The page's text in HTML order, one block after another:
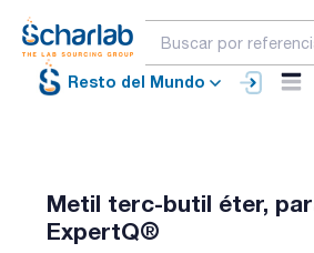
Resto del Mundo
Metil terc-butil éter,
ExpertQ®